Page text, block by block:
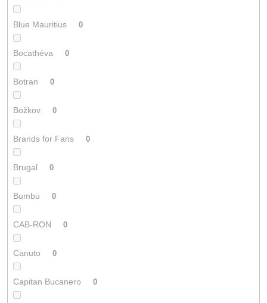
Blue Mauritius 0
Bocathéva 0
Botran 0
Božkov 0
Brands for Fans 0
Brugal 0
Bumbu 0
CAB-RON 0
Canuto 0
Capitan Bucanero 0